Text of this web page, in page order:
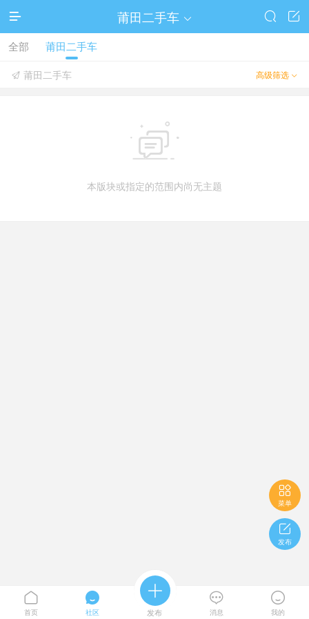
 莆田二手车  

全部 莆田二手车
高级筛选 
 莆田二手车

本版块或指定的范围内尚无主题

菜单

发布

首页

社区

发布

消息

我的